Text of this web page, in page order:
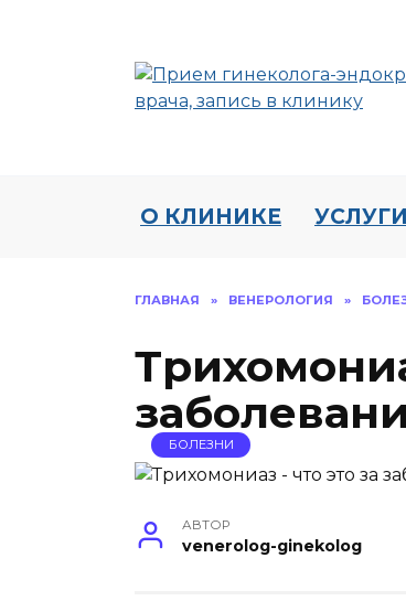
О КЛИНИКЕ УСЛУГИ
ГЛАВНАЯ » ВЕНЕРОЛОГИЯ »
БОЛЕЗНИ
АВТОР
venerolog-ginekolog